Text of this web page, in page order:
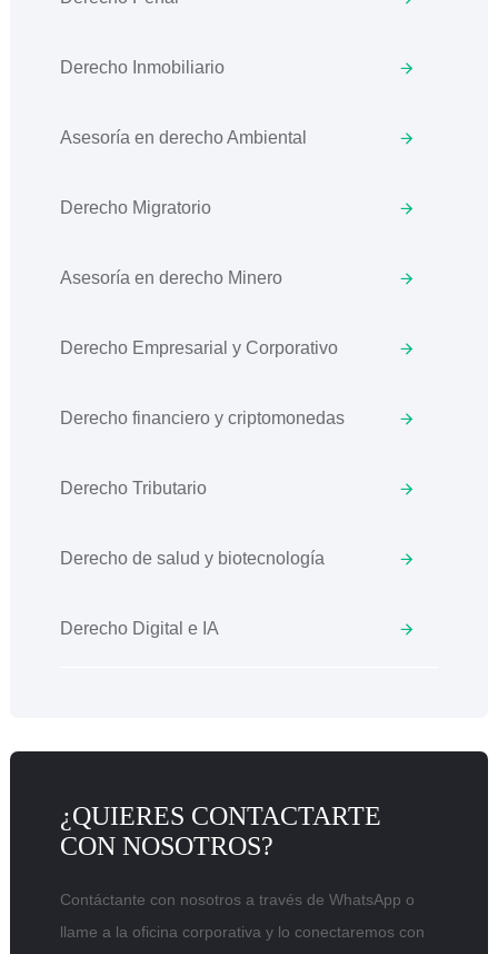
Derecho Inmobiliario
Asesoría en derecho Ambiental
Derecho Migratorio
Asesoría en derecho Minero
Derecho Empresarial y Corporativo
Derecho financiero y criptomonedas
Derecho Tributario
Derecho de salud y biotecnología
Derecho Digital e IA
¿QUIERES CONTACTARTE
CON NOSOTROS?
Contáctante con nosotros a través de WhatsApp o
llame a la oficina corporativa y lo conectaremos con